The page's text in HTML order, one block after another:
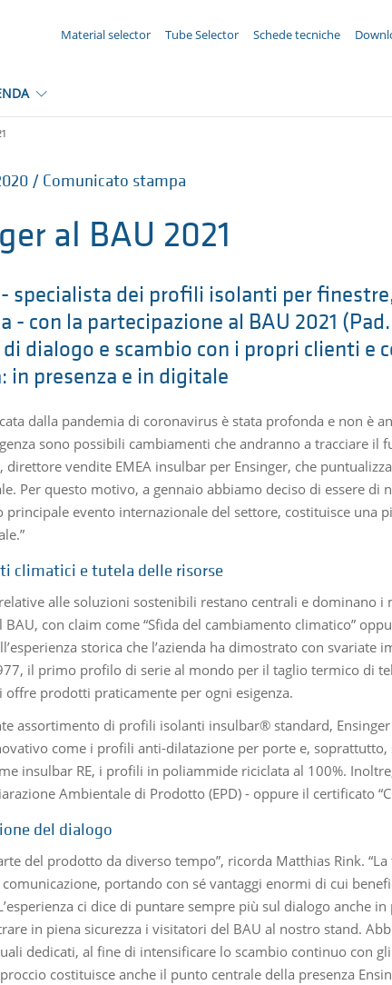
Material selector Tube Selector Schede tecniche
/ Comunicato stampa
al BAU 2021
specialista dei profili isolanti per
- con la partecipazione al BAU 2021
dialogo e scambio con i propri clienti e
in presenza e in digitale
dalla pandemia di coronavirus è stata profonda e non è
sono possibili cambiamenti che andranno a tracciare il
direttore vendite EMEA insulbar per Ensinger, che
Per questo motivo, a gennaio abbiamo deciso di essere di
principale evento internazionale del settore, costituisce una
climatici e tutela delle risorse
alle soluzioni sostenibili restano centrali e dominano i
con claim come “Sfida del cambiamento climatico”
storica che l’azienda ha dimostrato con svariate
il primo profilo di serie al mondo per il taglio termico di
offre prodotti praticamente per ogni esigenza.
assortimento di profili isolanti insulbar® standard,
come i profili anti-dilatazione per porte e,
insulbar RE, i profili in poliammide riciclata al 100%.
Ambientale di Prodotto (EPD) - oppure il certificato
del dialogo
del prodotto da diverso tempo”, ricorda Matthias Rink.
portando con sé vantaggi enormi di cui
ci dice di puntare sempre più sul dialogo anche
in piena sicurezza i visitatori del BAU al nostro stand.
dedicati, al fine di intensificare lo scambio continuo con
costituisce anche il punto centrale della presenza